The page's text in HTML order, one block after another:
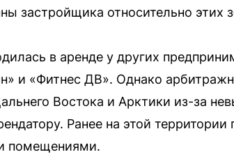
застройщика относительно этих
в аренде у других
и «Фитнес ДВ». Однако
Востока и Арктики из-за
Ранее на этой территории
помещениями.